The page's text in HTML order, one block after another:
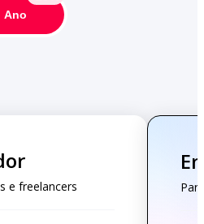
Ano
e freelancers